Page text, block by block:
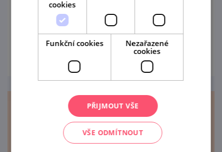
roce jednodenní. Budete mít možnost si
poslechnout celkem 6 kapel a zažít
pohodovou atmosféru Panského dvora v
Boskovicích.
prohlédnout
cookies
Funkční cookies
Nezařazené
cookies
PŘIJMOUT VŠE
VŠE ODMÍTNOUT